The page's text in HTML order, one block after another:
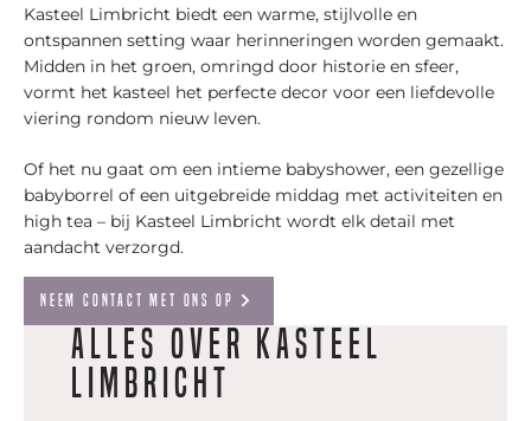
Kasteel Limbricht biedt een warme, stijlvolle en
ontspannen setting waar herinneringen worden gemaakt.
Midden in het groen, omringd door historie en sfeer,
vormt het kasteel het perfecte decor voor een liefdevolle
viering rondom nieuw leven.
Of het nu gaat om een intieme babyshower, een gezellige
babyborrel of een uitgebreide middag met activiteiten en
high tea – bij Kasteel Limbricht wordt elk detail met
aandacht verzorgd.
neem contact met ons op
Alles over Kasteel
Limbricht